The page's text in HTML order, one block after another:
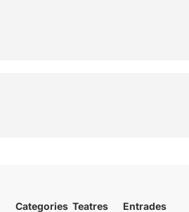
Categories Teatres
Entrades